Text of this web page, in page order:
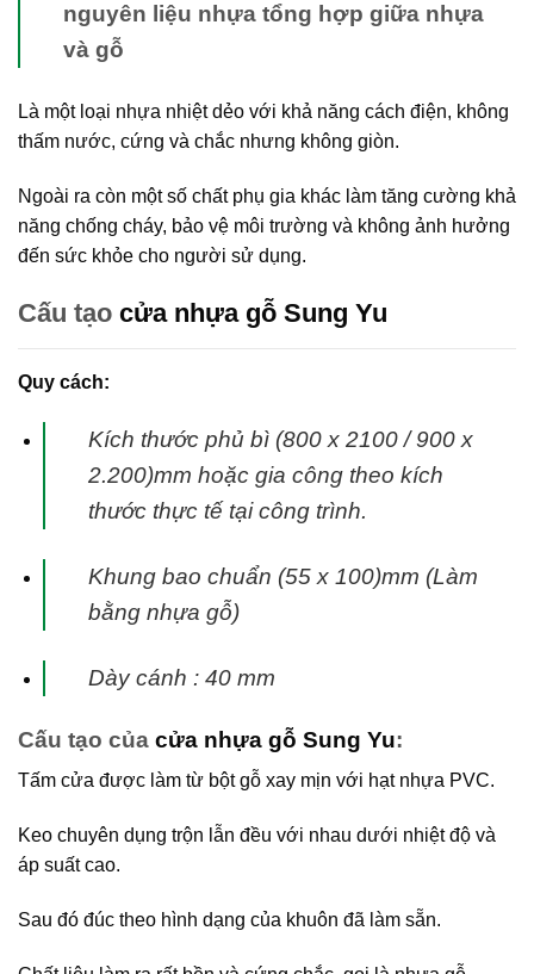
nguyên liệu nhựa tổng hợp giữa nhựa
và gỗ
Là một loại nhựa nhiệt dẻo với khả năng cách điện, không
thấm nước, cứng và chắc nhưng không giòn.
Ngoài ra còn một số chất phụ gia khác làm tăng cường khả
năng chống cháy, bảo vệ môi trường và không ảnh hưởng
đến sức khỏe cho người sử dụng.
Cấu tạo cửa nhựa gỗ Sung Yu
Quy cách:
Kích thước phủ bì (800 x 2100 / 900 x
2.200)mm hoặc gia công theo kích
thước thực tế tạicông trình.
Khung bao chuẩn (55 x 100)mm (Làm
bằng nhựa gỗ)
Dày cánh : 40 mm
Cấu tạo của cửa nhựa gỗ Sung Yu:
Tấm cửa được làm từ bột gỗ xay mịn với hạt nhựa PVC.
Keo chuyên dụng trộn lẫn đều với nhau dưới nhiệt độ và
áp suất cao.
Sau đó đúc theo hình dạng của khuôn đã làm sẵn.